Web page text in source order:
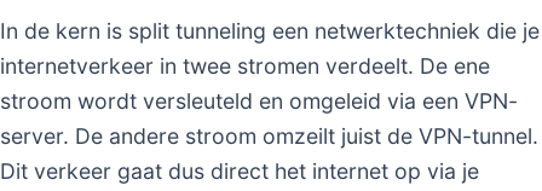
In de kern is split tunneling een netwerktechniek die je
internetverkeer in twee stromen verdeelt. De ene
stroom wordt versleuteld en omgeleid via een VPN-
server. De andere stroom omzeilt juist de VPN-tunnel.
Dit verkeer gaat dus direct het internet op via je